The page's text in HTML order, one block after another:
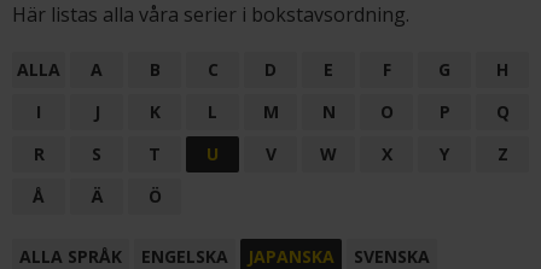
Här listas alla våra serier i bokstavsordning.
ALLA A B C D E F G
H
I
J K L M N O P
Q
R
S T U V W X Y
Z
Å
Ä Ö
ALLA SPRÅK ENGELSKA JAPANSKA SVENSKA